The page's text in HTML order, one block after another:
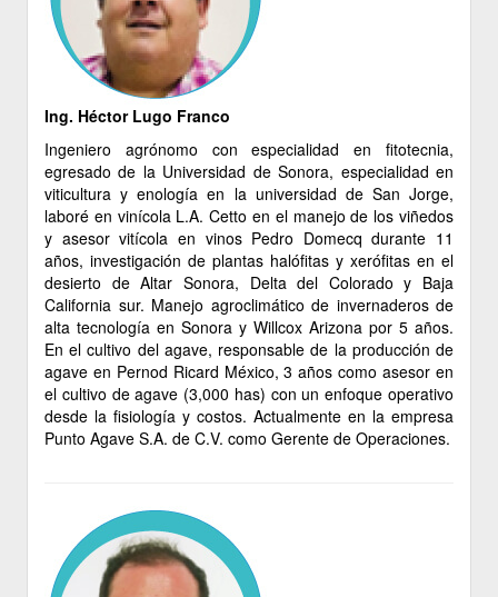
Ing. Héctor Lugo Franco
Ingeniero agrónomo con especialidad en fitotecnia,
egresado de la Universidad de Sonora, especialidad en
viticultura y enología en la universidad de San Jorge,
laboré en vinícola L.A. Cetto en el manejo de los viñedos
y asesor vitícola en vinos Pedro Domecq durante 11
años, investigación de plantas halófitas y xerófitas en el
desierto de Altar Sonora, Delta del Colorado y Baja
California sur. Manejo agroclimático de invernaderos de
alta tecnología en Sonora y Willcox Arizona por 5 años.
En el cultivo del agave, responsable de la producción de
agave en Pernod Ricard México, 3 años como asesor en
el cultivo de agave (3,000 has) con un enfoque operativo
desde la fisiología y costos. Actualmente en la empresa
Punto Agave S.A. de C.V. como Gerente de Operaciones.